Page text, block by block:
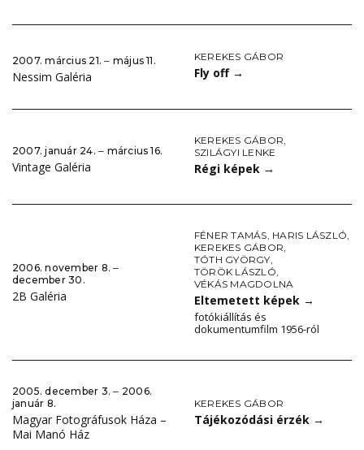
2007. március 21. ‒ május 11.
Nessim Galéria
KEREKES GÁBOR
Fly off →
2007. január 24. ‒ március 16.
Vintage Galéria
KEREKES GÁBOR,
SZILÁGYI LENKE
Régi képek →
2006. november 8. ‒
december 30.
2B Galéria
FÉNER TAMÁS, HARIS LÁSZLÓ,
KEREKES GÁBOR,
TÓTH GYÖRGY,
TÖRÖK LÁSZLÓ,
VÉKÁS MAGDOLNA
Eltemetett képek →
fotókiállítás és
dokumentumfilm 1956-ról
2005. december 3. ‒ 2006.
január 8.
Magyar Fotográfusok Háza –
Mai Manó Ház
KEREKES GÁBOR
Tájékozódási érzék →